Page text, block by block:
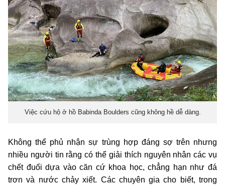
Việc cứu hộ ở hồ Babinda Boulders cũng không hề dễ dàng.
Không thể phủ nhận sự trùng hợp đáng sợ trên nhưng
nhiều người tin rằng có thể giải thích nguyên nhân các vụ
chết đuối dựa vào căn cứ khoa học, chẳng hạn như đá
trơn và nước chảy xiết. Các chuyên gia cho biết, trong